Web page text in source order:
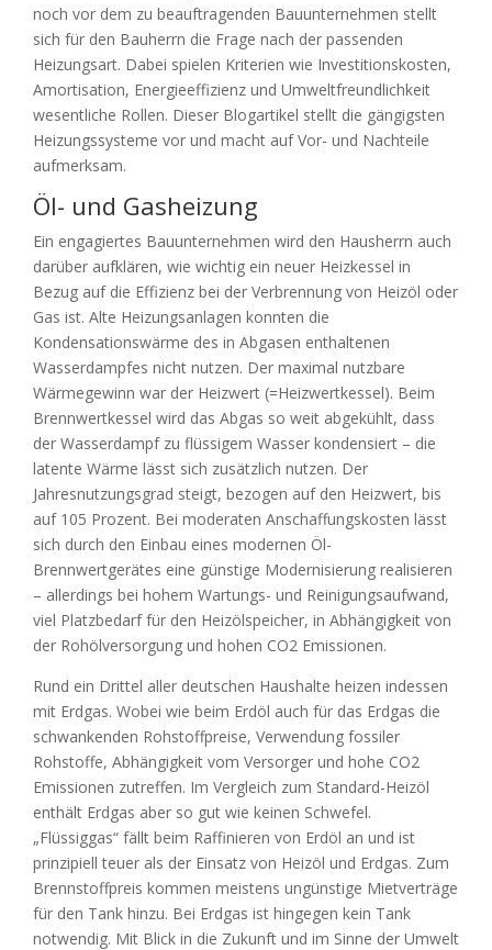
noch vor dem zu beauftragenden Bauunternehmen stellt
sich für den Bauherrn die Frage nach der passenden
Heizungsart. Dabei spielen Kriterien wie Investitionskosten,
Amortisation, Energieeffizienz und Umweltfreundlichkeit
wesentliche Rollen. Dieser Blogartikel stellt die gängigsten
Heizungssysteme vor und macht auf Vor- und Nachteile
aufmerksam.
Öl- und Gasheizung
Ein engagiertes Bauunternehmen wird den Hausherrn auch
darüber aufklären, wie wichtig ein neuer Heizkessel in
Bezug auf die Effizienz bei der Verbrennung von Heizöl oder
Gas ist. Alte Heizungsanlagen konnten die
Kondensationswärme des in Abgasen enthaltenen
Wasserdampfes nicht nutzen. Der maximal nutzbare
Wärmegewinn war der Heizwert (=Heizwertkessel). Beim
Brennwertkessel wird das Abgas so weit abgekühlt, dass
der Wasserdampf zu flüssigem Wasser kondensiert – die
latente Wärme lässt sich zusätzlich nutzen. Der
Jahresnutzungsgrad steigt, bezogen auf den Heizwert, bis
auf 105 Prozent. Bei moderaten Anschaffungskosten lässt
sich durch den Einbau eines modernen Öl-
Brennwertgerätes eine günstige Modernisierung realisieren
– allerdings bei hohem Wartungs- und Reinigungsaufwand,
viel Platzbedarf für den Heizölspeicher, in Abhängigkeit von
der Rohölversorgung und hohen CO2 Emissionen.
Rund ein Drittel aller deutschen Haushalte heizen indessen
mit Erdgas. Wobei wie beim Erdöl auch für das Erdgas die
schwankenden Rohstoffpreise, Verwendung fossiler
Rohstoffe, Abhängigkeit vom Versorger und hohe CO2
Emissionen zutreffen. Im Vergleich zum Standard-Heizöl
enthält Erdgas aber so gut wie keinen Schwefel.
„Flüssiggas“ fällt beim Raffinieren von Erdöl an und ist
prinzipiell teuer als der Einsatz von Heizöl und Erdgas. Zum
Brennstoffpreis kommen meistens ungünstige Mietverträge
für den Tank hinzu. Bei Erdgas ist hingegen kein Tank
notwendig. Mit Blick in die Zukunft und im Sinne der Umwelt